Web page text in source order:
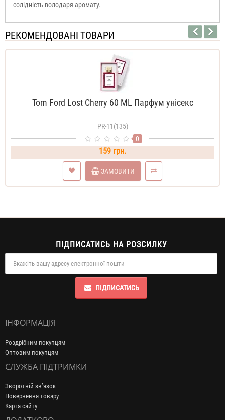
солідність володаря аромату.
РЕКОМЕНДОВАНІ ТОВАРИ
Tom Ford Lost Cherry 60 ML Парфум унісекс
PR-11(135)
0
159 грн.
ЗАМОВИТИ
ПІДПИСАТИСЬ НА РОЗСИЛКУ
ПІДПИСАТИСЬ
ІНФОРМАЦІЯ
Роздрібним покупцям
Оптовим покупцям
СЛУЖБА ПІДТРИМКИ
Зворотній зв’язок
Повернення товару
Карта сайту